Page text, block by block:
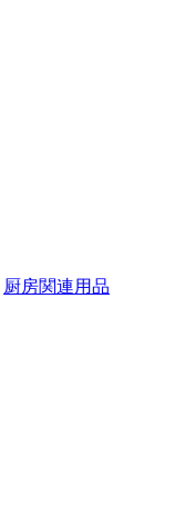
厨房関連用品